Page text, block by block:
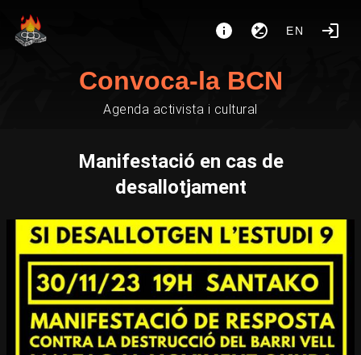
EN
Convoca-la BCN
Agenda activista i cultural
️Manifestació en cas de
desallotjament